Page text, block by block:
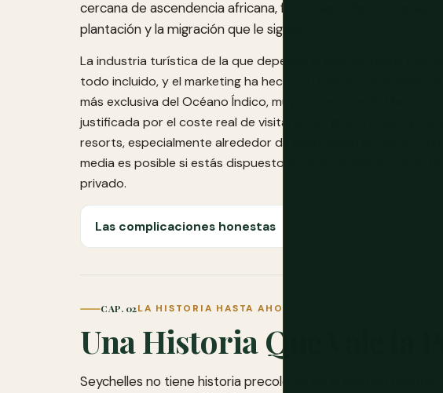
cercana de ascendencia africana, francesa, india y china,
plantación y la migración que le siguió.
La industria turística de la que depende el país se inclina
todo incluido, y el marketing ha hecho su trabajo: Seychelles
más exclusiva del Océano Índico, muy por encima de
justificada por el coste real de visitarla. Las guesthouses y
resorts, especialmente alrededor de Beau Vallon en Mahé, y
media es posible si estás dispuesto a saltar de isla en isla en
privado.
Las complicaciones honestas
CAP. 02LA HISTORIA HASTA AHORA
Una Historia Que Vale la
Seychelles no tiene historia precolonial en el sentido